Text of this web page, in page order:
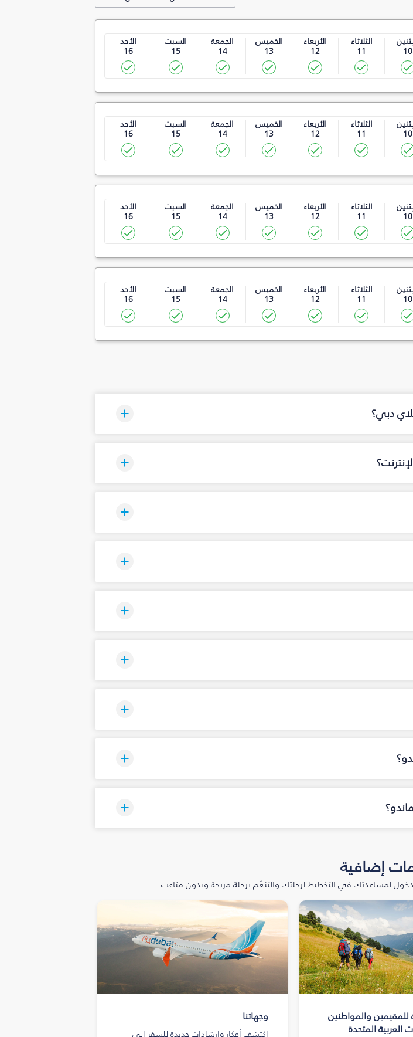
10
الثلاثاء
11
الأربعاء
12
الخميس
13
الجمعة
14
السبت
15
الأحد
16
10
الثلاثاء
11
الأربعاء
12
الخميس
13
الجمعة
14
السبت
15
الأحد
16
10
الثلاثاء
11
الأربعاء
12
الخميس
13
الجمعة
14
السبت
15
الأحد
16
10
الثلاثاء
11
الأربعاء
12
الخميس
13
الجمعة
14
السبت
15
الأحد
16
دبي؟
إضافية
لمساعدتك في التخطيط لرحلتك والتنعّم برحلة مريحة وبدون متاعب.
للمقيمين والمواطنين
العربية المتحدة
وجهاتنا
اكتشف أفكار وإرشادات جديدة للسفر إلى